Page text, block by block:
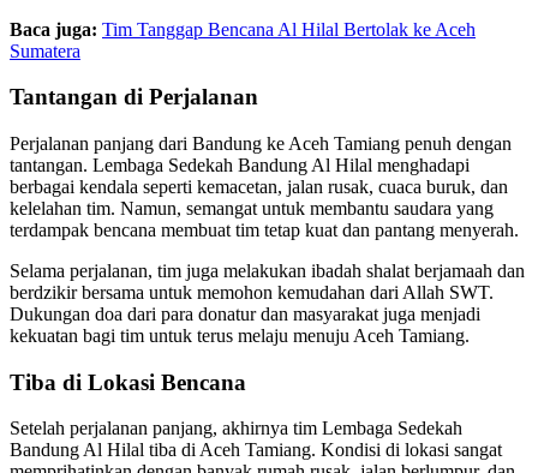
Baca juga: Tim Tanggap Bencana Al Hilal Bertolak ke Aceh
Sumatera
Tantangan di Perjalanan
Perjalanan panjang dari Bandung ke Aceh Tamiang penuh dengan
tantangan. Lembaga Sedekah Bandung Al Hilal menghadapi
berbagai kendala seperti kemacetan, jalan rusak, cuaca buruk, dan
kelelahan tim. Namun, semangat untuk membantu saudara yang
terdampak bencana membuat tim tetap kuat dan pantang menyerah.
Selama perjalanan, tim juga melakukan ibadah shalat berjamaah dan
berdzikir bersama untuk memohon kemudahan dari Allah SWT.
Dukungan doa dari para donatur dan masyarakat juga menjadi
kekuatan bagi tim untuk terus melaju menuju Aceh Tamiang.
Tiba di Lokasi Bencana
Setelah perjalanan panjang, akhirnya tim Lembaga Sedekah
Bandung Al Hilal tiba di Aceh Tamiang. Kondisi di lokasi sangat